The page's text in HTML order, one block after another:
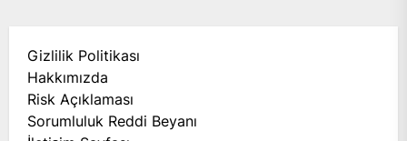
Gizlilik Politikası
Hakkımızda
Risk Açıklaması
Sorumluluk Reddi Beyanı